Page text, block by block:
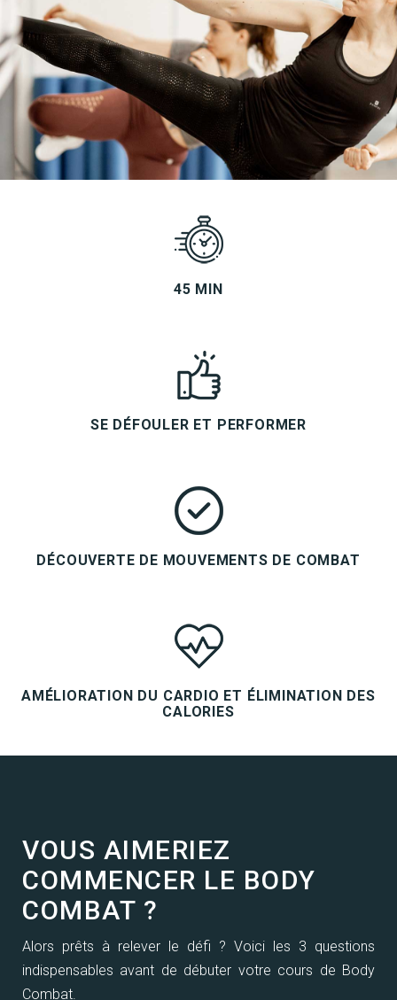
45 MIN
SE DÉFOULER ET PERFORMER
DÉCOUVERTE DE MOUVEMENTS DE COMBAT
AMÉLIORATION DU CARDIO ET ÉLIMINATION DES
CALORIES
VOUS AIMERIEZ
COMMENCER LE BODY
COMBAT ?
Alors prêts à relever le défi ? Voici les 3 questions
indispensables avant de débuter votre cours de Body
Combat.